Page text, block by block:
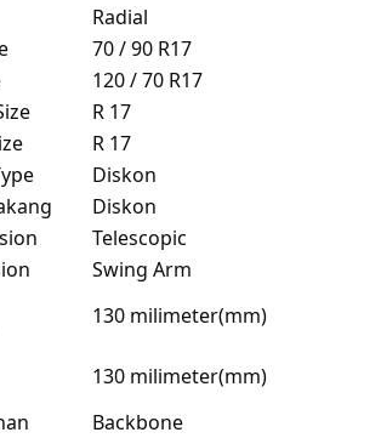
Radial
70 / 90 R17
120 / 70 R17
R 17
R 17
Diskon
Diskon
Telescopic
Swing Arm
130 milimeter(mm)
130 milimeter(mm)
Backbone